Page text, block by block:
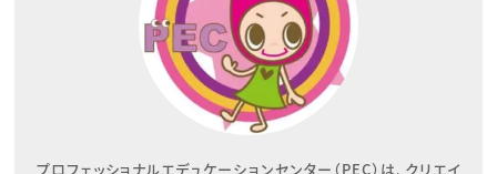
プロフェッショナルエデュケーションセンター（PEC）は、クリエイ